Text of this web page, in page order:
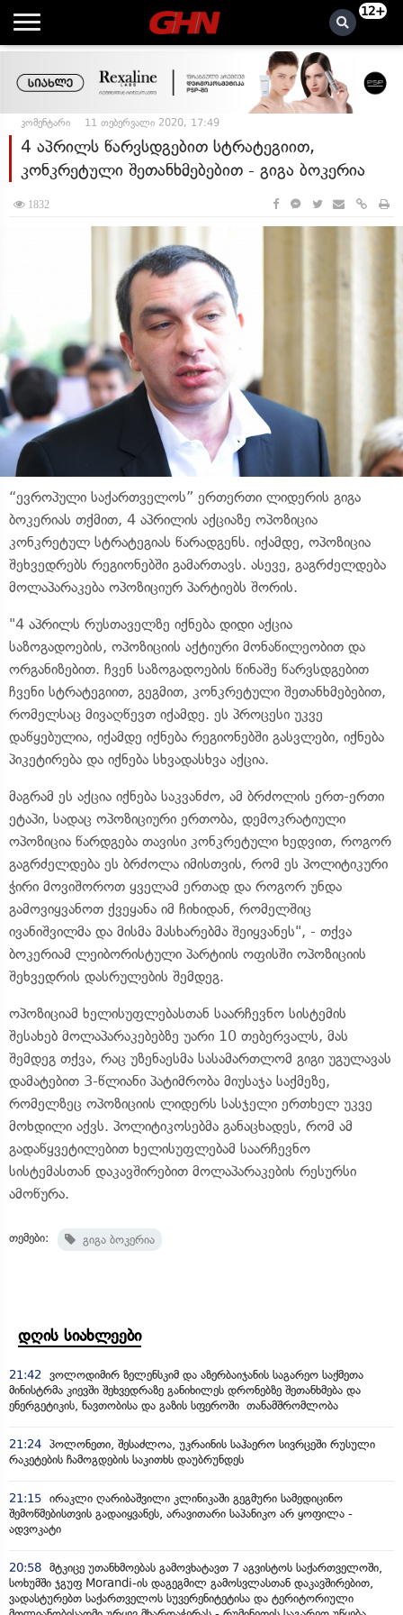
12+
კომენტარი 11 თებერვალი 2020, 17:49
4 აპრილს წარვსდგებით სტრატეგიით,
კონკრეტული შეთანხმებებით - გიგა ბოკერია
1832
“ევროპული საქართველოს” ერთერთი ლიდერის გიგა
ბოკერიას თქმით, 4 აპრილის აქციაზე ოპოზიცია
კონკრეტულ სტრატეგიას წარადგენს. იქამდე, ოპოზიცია
შეხვედრებს რეგიონებში გამართავს. ასევე, გაგრძელდება
მოლაპარაკება ოპოზიციურ პარტიებს შორის.
"4 აპრილს რუსთაველზე იქნება დიდი აქცია
საზოგადოების, ოპოზიციის აქტიური მონაწილეობით და
ორგანიზებით. ჩვენ საზოგადოების წინაშე წარვსდგებით
ჩვენი სტრატეგიით, გეგმით, კონკრეტული შეთანხმებებით,
რომელსაც მივაღწევთ იქამდე. ეს პროცესი უკვე
დაწყებულია, იქამდე იქნება რეგიონებში გასვლები, იქნება
პიკეტირება და იქნება სხვადასხვა აქცია.
მაგრამ ეს აქცია იქნება საკვანძო, ამ ბრძოლის ერთ-ერთი
ეტაპი, სადაც ოპოზიციური ერთობა, დემოკრატიული
ოპოზიცია წარდგება თავისი კონკრეტული ხედვით, როგორ
გაგრძელდება ეს ბრძოლა იმისთვის, რომ ეს პოლიტიკური
ჭირი მოვიშოროთ ყველამ ერთად და როგორ უნდა
გამოვიყვანოთ ქვეყანა იმ ჩიხიდან, რომელშიც
ივანიშვილმა და მისმა მასხარებმა შეიყვანეს", - თქვა
ბოკერიამ ლეიბორისტული პარტიის ოფისში ოპოზიციის
შეხვედრის დასრულების შემდეგ.
ოპოზიციამ ხელისუფლებასთან საარჩევნო სისტემის
შესახებ მოლაპარაკებებზე უარი 10 თებერვალს, მას
შემდეგ თქვა, რაც უზენაესმა სასამართლომ გიგი უგულავას
დამატებით 3-წლიანი პატიმრობა მიუსაჯა საქმეზე,
რომელზეც ოპოზიციის ლიდერს სასჯელი ერთხელ უკვე
მოხდილი აქვს. პოლიტიკოსებმა განაცხადეს, რომ ამ
გადაწყვეტილებით ხელისუფლებამ საარჩევნო
სისტემასთან დაკავშირებით მოლაპარაკების რესურსი
ამოწურა.
თემები: გიგა ბოკერია
დღის სიახლეები
21:42
ვოლოდიმირ ზელენსკიმ და აზერბაიჯანის საგარეო საქმეთა
მინისტრმა კიევში შეხვედრაზე განიხილეს დრონებზე შეთანხმება და
ენერგეტიკის, ნავთობისა და გაზის სფეროში თანამშრომლობა
21:24 პოლონეთი, შესაძლოა, უკრაინის საჰაერო სივრცეში რუსული
რაკეტების ჩამოგდების საკითხს დაუბრუნდეს
21:15 ირაკლი ღარიბაშვილი კლინიკაში გეგმური სამედიცინო
შემოწმებისთვის გადაიყვანეს, არავითარი საპანიკო არ ყოფილა -
ადვოკატი
20:58 მტკიცე უთანხმოებას გამოვხატავთ 7 აგვისტოს საქართველოში,
სოხუმში ჯგუფ Morandi-ის დაგეგმილ გამოსვლასთან დაკავშირებით,
ვადასტურებთ საქართველოს სუვერენიტეტისა და ტერიტორიული